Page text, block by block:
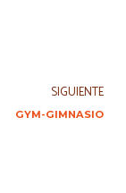
SIGUIENTE
GYM-GIMNASIO